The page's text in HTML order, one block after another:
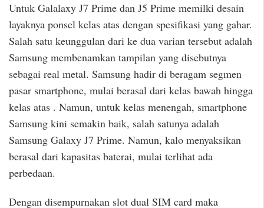
Untuk Galalaxy J7 Prime dan J5 Prime memilki desain
layaknya ponsel kelas atas dengan spesifikasi yang gahar.
Salah satu keunggulan dari ke dua varian tersebut adalah
Samsung membenamkan tampilan yang disebutnya
sebagai real metal. Samsung hadir di beragam segmen
pasar smartphone, mulai berasal dari kelas bawah hingga
kelas atas . Namun, untuk kelas menengah, smartphone
Samsung kini semakin baik, salah satunya adalah
Samsung Galaxy J7 Prime. Namun, kalo menyaksikan
berasal dari kapasitas baterai, mulai terlihat ada
perbedaan.
Dengan disempurnakan slot dual SIM card maka